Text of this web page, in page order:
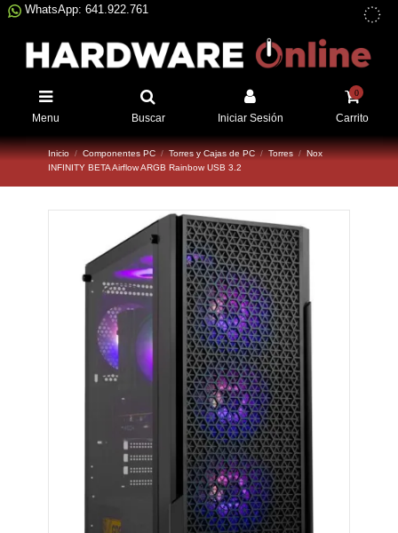
WhatsApp: 641.922.761
Menu Buscar Iniciar Sesión
0
Carrito
Inicio Componentes PC Torres y Cajas de PC Torres
Nox
INFINITY BETA Airflow ARGB Rainbow USB 3.2